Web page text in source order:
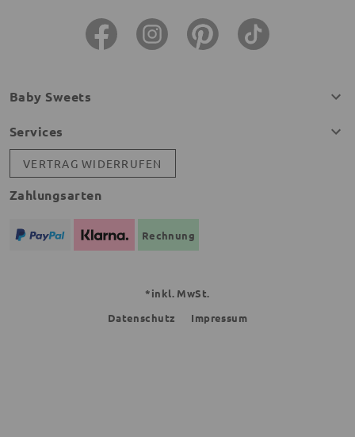
Baby Sweets
Services
VERTRAG WIDERRUFEN
Zahlungsarten
Rechnung
*inkl. MwSt.
Datenschutz
Impressum